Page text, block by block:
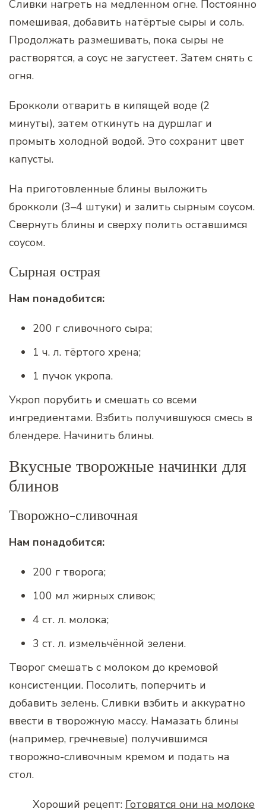
Сливки нагреть на медленном огне. Постоянно
помешивая, добавить натёртые сыры и соль.
Продолжать размешивать, пока сыры не
растворятся, а соус не загустеет. Затем снять с
огня.
Брокколи отварить в кипящей воде (2
минуты), затем откинуть на дуршлаг и
промыть холодной водой. Это сохранит цвет
капусты.
На приготовленные блины выложить
брокколи (3–4 штуки) и залить сырным соусом.
Свернуть блины и сверху полить оставшимся
соусом.
Сырная острая
Нам понадобится:
200 г сливочного сыра;
1 ч. л. тёртого хрена;
1 пучок укропа.
Укроп порубить и смешать со всеми
ингредиентами. Взбить получившуюся смесь в
блендере. Начинить блины.
Вкусные творожные начинки для
блинов
Творожно-сливочная
Нам понадобится:
200 г творога;
100 мл жирных сливок;
4 ст. л. молока;
3 ст. л. измельчённой зелени.
Творог смешать с молоком до кремовой
консистенции. Посолить, поперчить и
добавить зелень. Сливки взбить и аккуратно
ввести в творожную массу. Намазать блины
(например, гречневые) получившимся
творожно-сливочным кремом и подать на
стол.
Хороший рецепт: Готовятся они на молоке